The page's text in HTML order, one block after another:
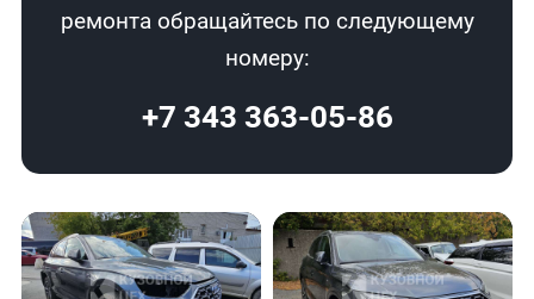
ремонта обращайтесь по следующему
номеру:
+7 343 363-05-86